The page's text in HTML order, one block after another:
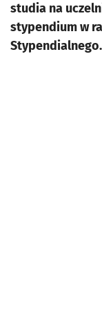
studia na
stypendium w